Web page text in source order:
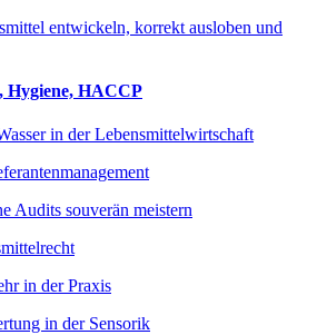
entwickeln, korrekt ausloben und
Hygiene, HACCP
in der Lebensmittelwirtschaft
Audits souverän meistern
in der Praxis
in der Sensorik